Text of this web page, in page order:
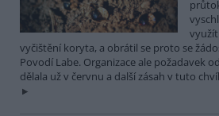
vyčištění koryta, a obrátil se proto se
Povodí Labe. Organizace ale požadavek
dělala už v červnu a další zásah v tuto